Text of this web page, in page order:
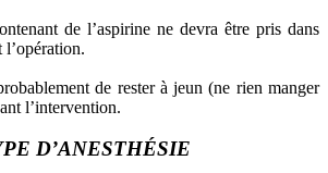
de l’aspirine ne devra être pris dans
l’opération.
de rester à jeun (ne rien manger
l’intervention.
D’ANESTHÉSIE